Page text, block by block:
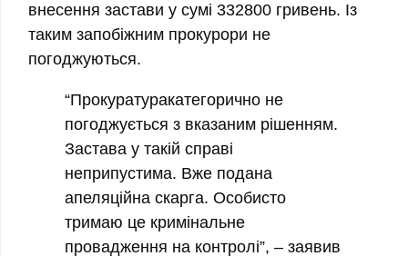
внесення застави у сумі 332800 гривень. Із
таким запобіжним прокурори не
погоджуються.
“Прокуратуракатегорично не
погоджується з вказаним рішенням.
Застава у такій справі
неприпустима. Вже подана
апеляційна скарга. Особисто
тримаю це кримінальне
провадження на контролі”, – заявив